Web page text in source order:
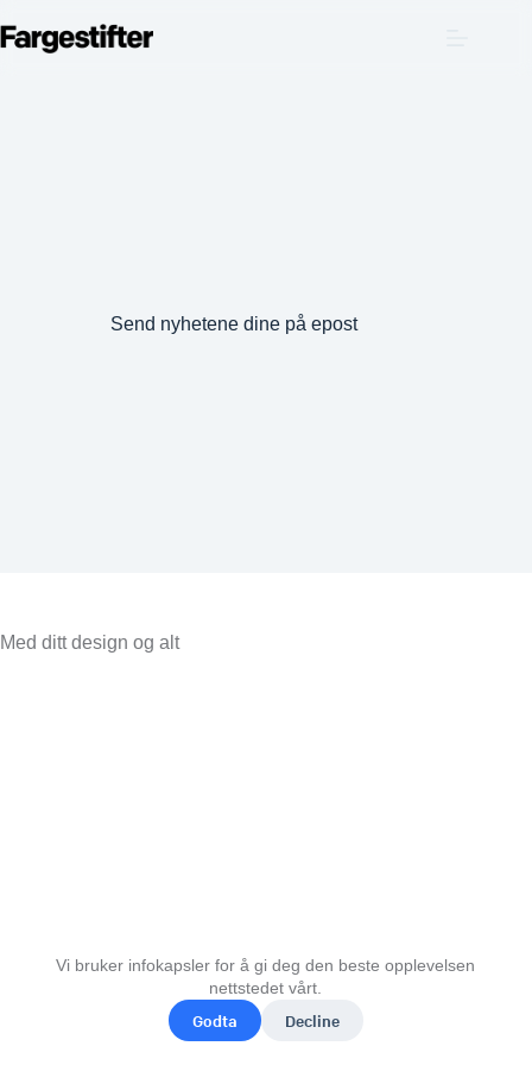
til
innholdet
Vi bruker infokapsler for å gi deg den beste opplevelsen
nettstedet vårt.
Godta Decline
Send nyhetene dine på epost
Med ditt design og alt